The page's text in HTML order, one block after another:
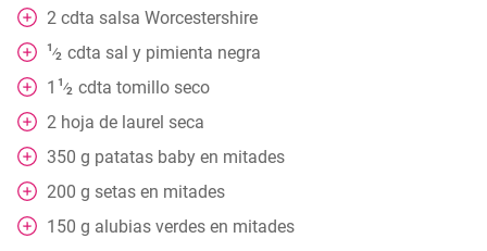
2 cdta salsa Worcestershire
1⁄2 cdta sal y pimienta negra
1 1⁄2 cdta tomillo seco
2 hoja de laurel seca
350 g patatas baby en mitades
200 g setas en mitades
150 g alubias verdes en mitades